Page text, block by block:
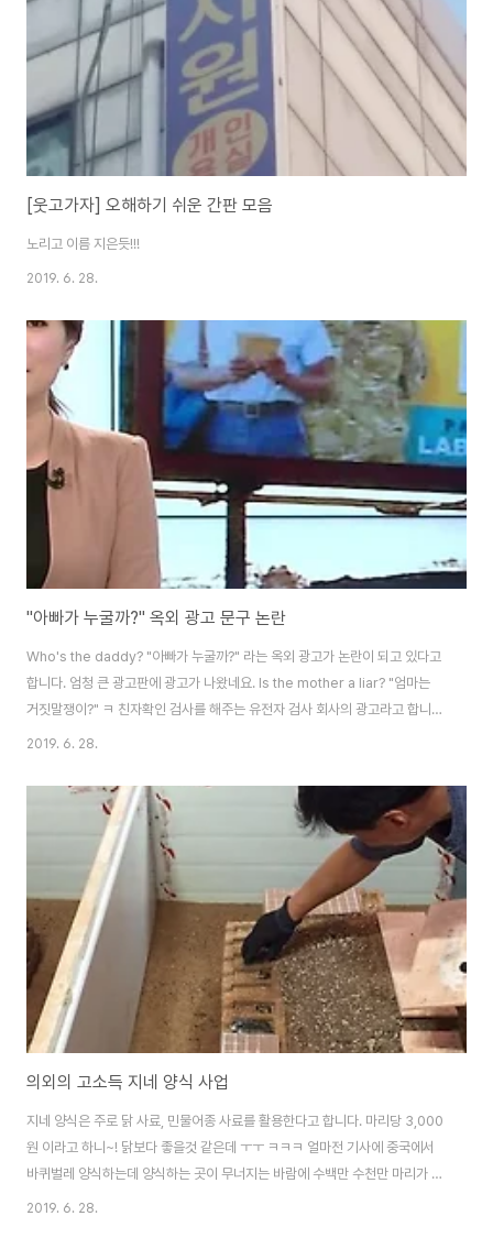
[웃고가자] 오해하기 쉬운 간판 모음
노리고 이름 지은듯!!!
2019. 6. 28.
"아빠가 누굴까?" 옥외 광고 문구 논란
Who's the daddy? "아빠가 누굴까?" 라는 옥외 광고가 논란이 되고 있다고
합니다. 엄청 큰 광고판에 광고가 나왔네요. Is the mother a liar? "엄마는
거짓말쟁이?" ㅋ 친자확인 검사를 해주는 유전자 검사 회사의 광고라고 합니
다.
2019. 6. 28.
의외의 고소득 지네 양식 사업
지네 양식은 주로 닭 사료, 민물어종 사료를 활용한다고 합니다. 마리당 3,000
원 이라고 하니~! 닭보다 좋을것 같은데 ㅜㅜ ㅋㅋㅋ 얼마전 기사에 중국에서
바퀴벌레 양식하는데 양식하는 곳이 무너지는 바람에 수백만 수천만 마리가 풀
렸다고들었는데 지네도 조심해서 양식 해야 겠습니다. 미안합니다. 징그러운
2019. 6. 28.